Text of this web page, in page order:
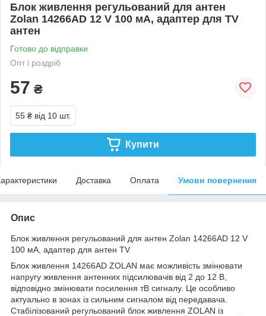
Блок живлення регульований для антен
Zolan 14266AD 12 V 100 мА, адаптер для TV
антен
Готово до відправки
Опт і роздріб
57 ₴
55 ₴ від 10 шт.
Купити
Доставка Оплата Умови повернення
Опис
Блок живлення регульований для антен Zolan 14266AD 12 V
100 мА, адаптер для антен TV
Блок живлення 14266AD ZOLAN має можливість змінювати
напругу живлення антенних підсилювачів від 2 до 12 В,
відповідно змінювати посилення тВ сигналу. Це особливо
актуально в зонах із сильним сигналом від передавача.
Стабілізований регульований блок живлення ZOLAN із